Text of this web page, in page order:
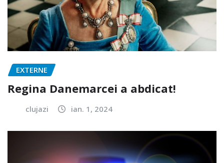
EXTERNE
Regina Danemarcei a abdicat!
clujazi ian. 1, 2024